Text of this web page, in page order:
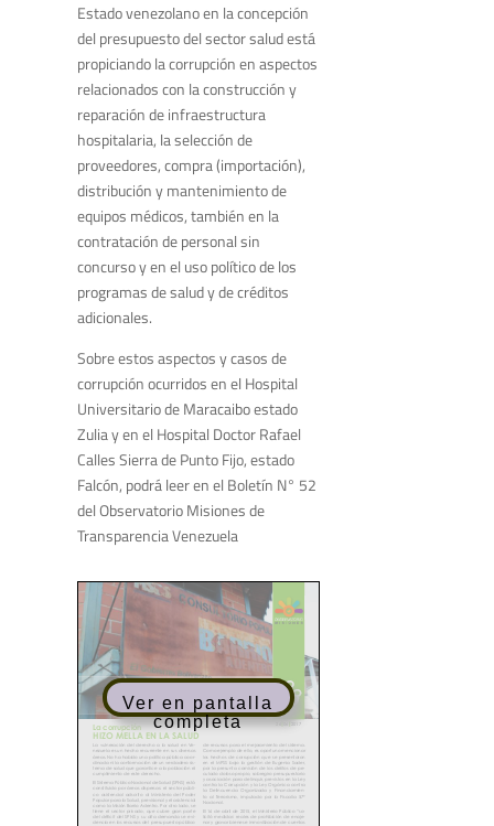
Estado venezolano en la concepción
del presupuesto del sector salud está
propiciando la corrupción en aspectos
relacionados con la construcción y
reparación de infraestructura
hospitalaria, la selección de
proveedores, compra (importación),
distribución y mantenimiento de
equipos médicos, también en la
contratación de personal sin
concurso y en el uso político de los
programas de salud y de créditos
adicionales.
Sobre estos aspectos y casos de
corrupción ocurridos en el Hospital
Universitario de Maracaibo estado
Zulia y en el Hospital Doctor Rafael
Calles Sierra de Punto Fijo, estado
Falcón, podrá leer en el Boletín N° 52
del Observatorio Misiones de
Transparencia Venezuela
Ver en pantalla
completa